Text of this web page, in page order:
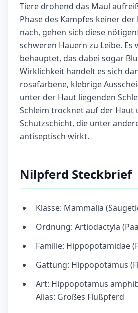
Tiere drohend das Maul
Phase des Kampfes keiner
nach, gehen sich diese
schweren Hauern zu Leibe. Es
behauptet, das dabei sogar
Wirklichkeit handelt es sich
rosafarbene, klebrige
unter der Haut liegenden
Schleim trocknet auf der Haut
Schutzschicht, die unter
antiseptisch wirkt.
Nilpferd Steckbrief
Klasse: Mammalia
Ordnung: Artiodactyla
Familie: Hippopotamidae
Gattung: Hippopotamus
Art: Hippopotamus
Alias: Großes Flußpferd